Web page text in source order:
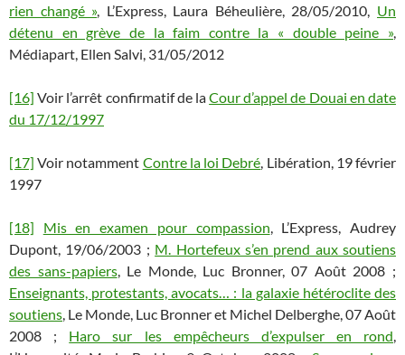
rien changé », L’Express, Laura Béheulière, 28/05/2010, Un
détenu en grève de la faim contre la « double peine »,
Médiapart, Ellen Salvi, 31/05/2012
[16] Voir l’arrêt confirmatif de laCour d’appel de Douai en date
du 17/12/1997
[17] Voir notamment Contre la loi Debré, Libération, 19 février
1997
[18] Mis en examen pour compassion, L’Express, Audrey
Dupont, 19/06/2003 ; M. Hortefeux s’en prend aux soutiens
des sans-papiers, Le Monde, Luc Bronner, 07 Août 2008 ;
Enseignants, protestants, avocats… : la galaxie hétéroclite des
soutiens, Le Monde, Luc Bronner et Michel Delberghe, 07 Août
2008 ; Haro sur les empêcheurs d’expulser en rond,